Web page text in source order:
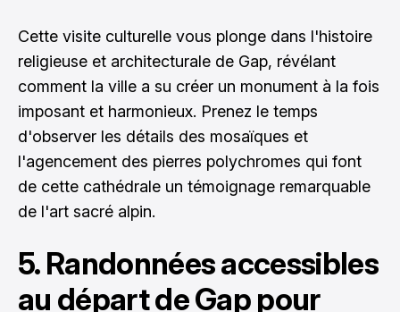
Cette visite culturelle vous plonge dans l'histoire
religieuse et architecturale de Gap, révélant
comment la ville a su créer un monument à la fois
imposant et harmonieux. Prenez le temps
d'observer les détails des mosaïques et
l'agencement des pierres polychromes qui font
de cette cathédrale un témoignage remarquable
de l'art sacré alpin.
5. Randonnées accessibles
au départ de Gap pour